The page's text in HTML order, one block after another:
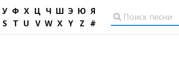
У Ф Х Ц Ч Ш Э Ю Я
S T U V W X Y Z #